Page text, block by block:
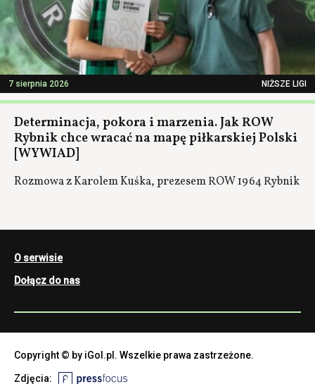
7 sierpnia 2026 NIŻSZE LIGI
Determinacja, pokora i marzenia. Jak ROW
Rybnik chce wracać na mapę piłkarskiej Polski
[WYWIAD]
Rozmowa z Karolem Kuśka, prezesem ROW 1964 Rybnik
O serwisie
Dołącz do nas
Copyright © by iGol.pl. Wszelkie prawa zastrzeżone.
Zdjęcia: